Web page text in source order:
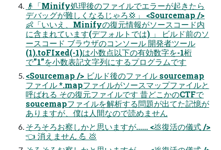
👴「Minify処理後のファイルでエラーが起きたら
デバッグが難しくなるじゃろ💢」 <Sourcemap />
👶「いいえ、Minifyの復元情報がソースコード内
に含まれています(デフォルトでは) 」 ビルド前のソ
ースコード ブラウザのコンソール 開発者ツール
(1).toFIxed(-1)は⼩数点以下の有効数字を-1桁
で”1”を⼩数表記⽂字列にするプログラムです
<Sourcemap /> ビルド後のファイル sourcemap
ファイル *.mapファイルがソースマップファイルと
呼ばれる その復元ファイルです 昔どこかのCTFで
soucemapファイルを解析する問題が出てた記憶が
ありますが、僕は⼈間なので読めません
そろそろお察しかと思いますが...... <💩復活の儀式 />
👈 消えません 💪 💩